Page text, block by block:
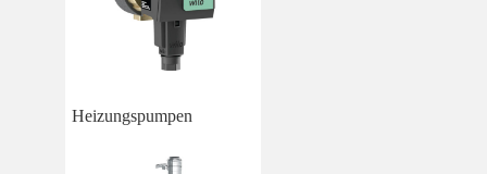
Heizungspumpen